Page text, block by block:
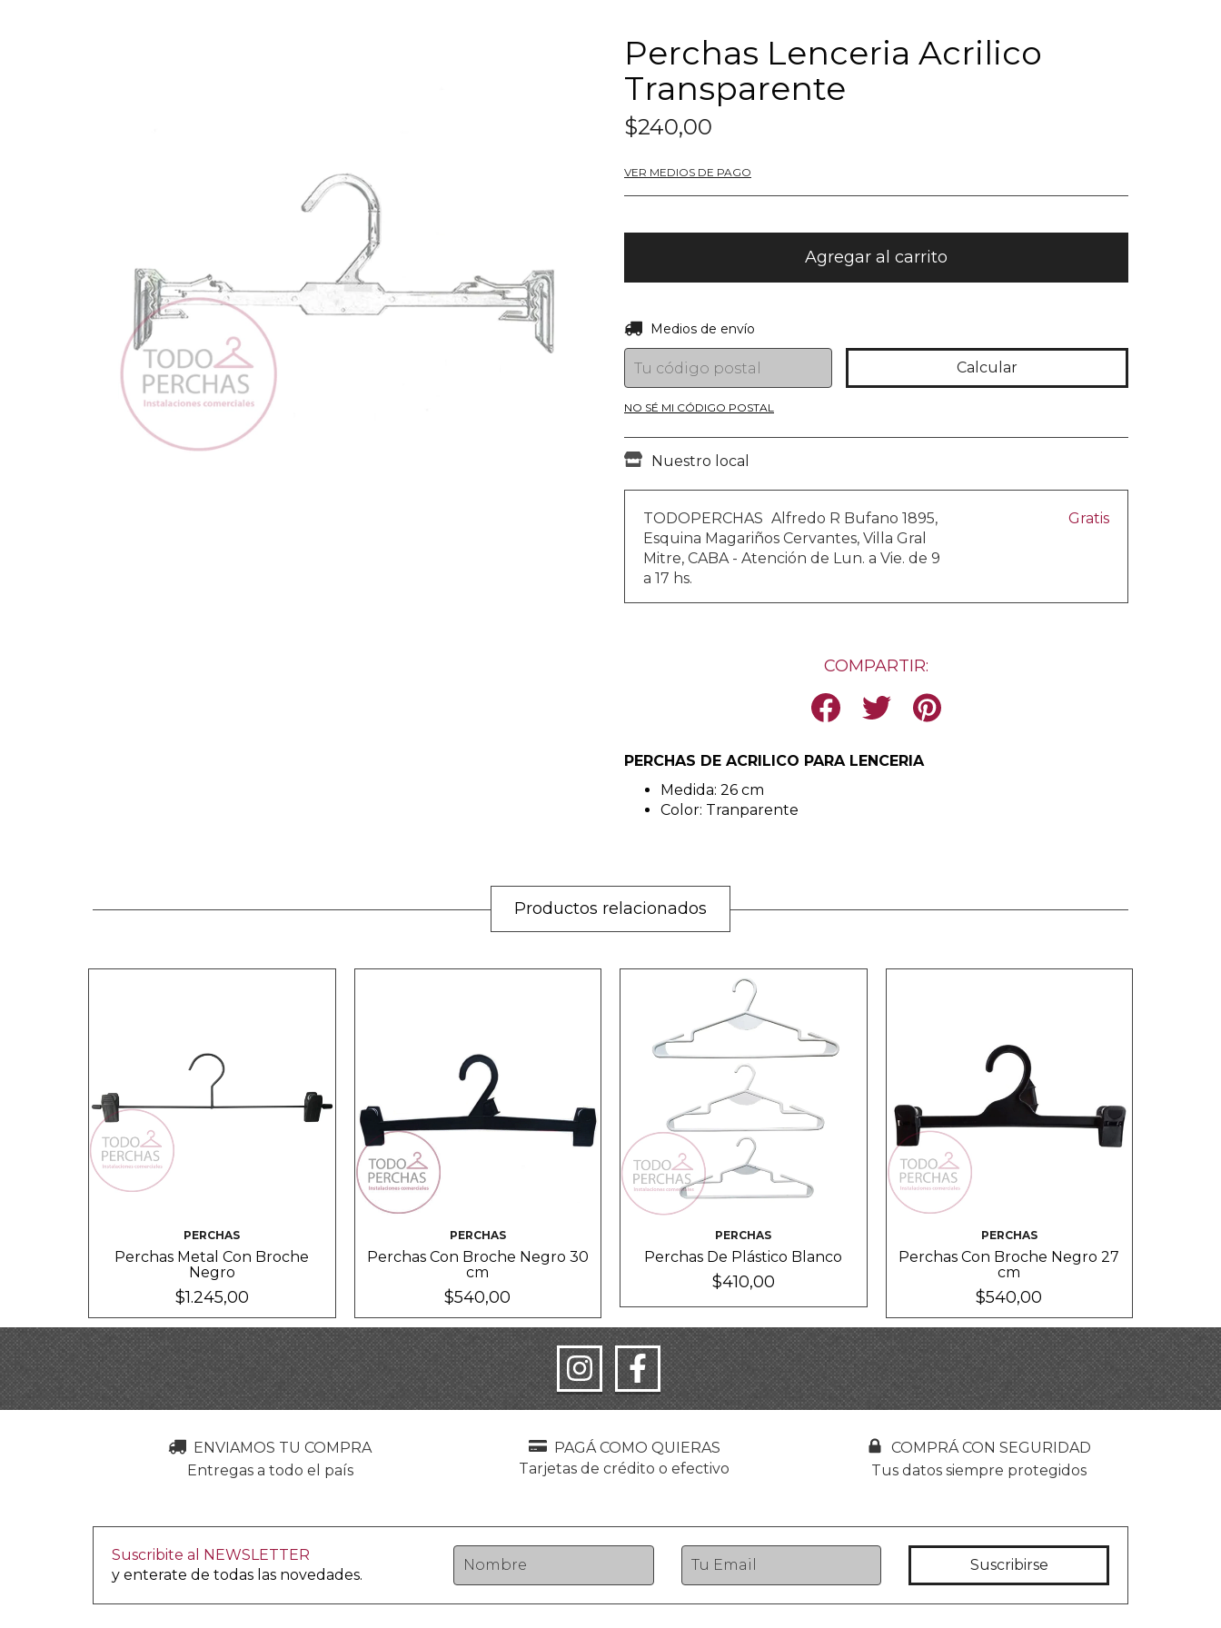
Perchas Lenceria Acrilico
Transparente
$240,00
VER MEDIOS DE PAGO
Entregas para el CP:
Medios de envío
Calcular
NO SÉ MI CÓDIGO POSTAL
Nuestro local
TODOPERCHAS Alfredo R Bufano 1895,
Esquina Magariños Cervantes, Villa Gral
Mitre, CABA - Atención de Lun. a Vie. de 9
a 17 hs.
Gratis
COMPARTIR:
PERCHAS DE ACRILICO PARA LENCERIA
Medida: 26 cm
Color: Tranparente
Productos relacionados
PERCHAS
Perchas Metal Con Broche
Negro
$1.245,00
PERCHAS
Perchas Con Broche Negro 30
cm
$540,00
PERCHAS
Perchas De Plástico Blanco
$410,00
PERCHAS
Perchas Con Broche Negro 27
cm
$540,00
ENVIAMOS TU COMPRA
Entregas a todo el país
PAGÁ COMO QUIERAS
Tarjetas de crédito o efectivo
COMPRÁ CON SEGURIDAD
Tus datos siempre protegidos
Suscribite al NEWSLETTER
y enterate de todas las novedades.